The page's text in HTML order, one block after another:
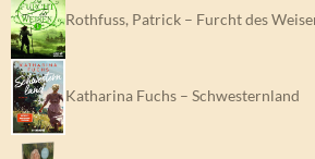
Rothfuss, Patrick – Furcht des
Katharina Fuchs – Schwesternland